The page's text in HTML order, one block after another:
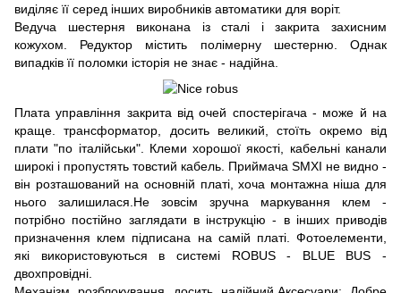
виділяє її серед інших виробників автоматики для воріт.
Ведуча шестерня виконана із сталі і закрита захисним
кожухом. Редуктор містить полімерну шестерню. Однак
випадків її поломки історія не знає - надійна.
Плата управління закрита від очей спостерігача - може й на
краще. трансформатор, досить великий, стоїть окремо від
плати "по італійськи". Клеми хорошої якості, кабельні канали
широкі і пропустять товстий кабель. Приймача SMXI не видно -
він розташований на основній платі, хоча монтажна ніша для
нього залишилася.Не зовсім зручна маркування клем -
потрібно постійно заглядати в інструкцію - в інших приводів
призначення клем підписана на самій платі. Фотоелементи,
які використовуються в системі ROBUS - BLUE BUS -
двохпровідні.